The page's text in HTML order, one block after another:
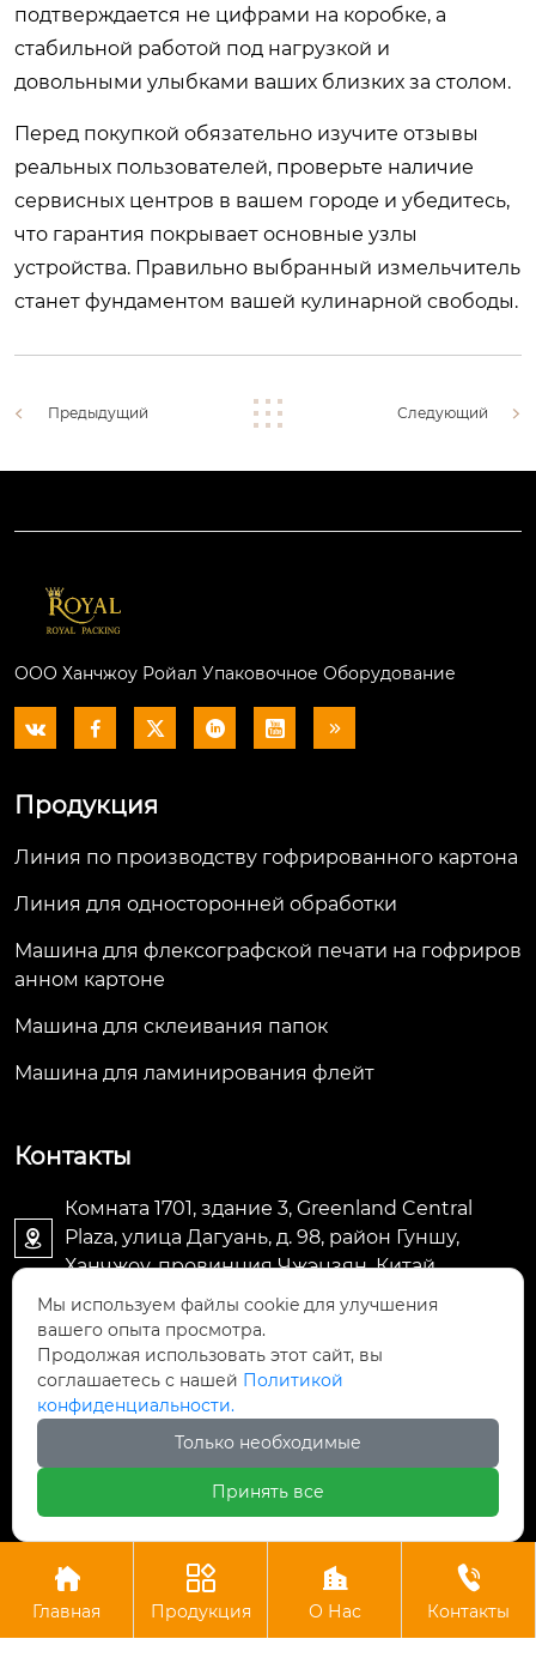
подтверждается не цифрами на коробке, а
стабильной работой под нагрузкой и
довольными улыбками ваших близких за столом.
Перед покупкой обязательно изучите отзывы
реальных пользователей, проверьте наличие
сервисных центров в вашем городе и убедитесь,
что гарантия покрывает основные узлы
устройства. Правильно выбранный измельчитель
станет фундаментом вашей кулинарной свободы.
Предыдущий Следующий
ООО Ханчжоу Ройал Упаковочное Оборудование
     
Продукция
Линия по производству гофрированного картона
Линия для односторонней обработки
Машина для флексографской печати на гофриров
анном картоне
Машина для склеивания папок
Машина для ламинирования флейт
Контакты

Комната 1701, здание 3, Greenland Central
Plaza, улица Дагуань, д. 98, район Гуншу,
Ханчжоу, провинция Чжэцзян, Китай
 machine@royal-packing.com
 +86-571-85829052
+8613325819288
Авторское право © ООО Ханчжоу Ройал Упаковочное
Оборудование

Главная

Продукция

О Нас

Контакты
Мы используем файлы cookie для улучшения
вашего опыта просмотра.
Продолжая использовать этот сайт, вы
соглашаетесь с нашей Политикой
конфиденциальности.
Только необходимые
Принять все